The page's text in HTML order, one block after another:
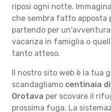
riposi ogni notte.
che sembra fatto apposta
partendo per
vacanza in famiglia o
tanto atteso.
Il nostro sito web è la tua
scandagliamo centinaia
Orotava per scovare il
prossima fuga. La